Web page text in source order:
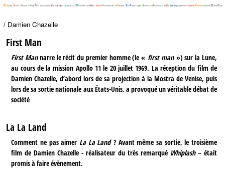
Archives
S’abonner à la Lettre !
/ Damien Chazelle
First Man
First Mannarre le récit du premier homme (le « first man») sur la Lune,
au cours de la mission Apollo 11 le 20 juillet 1969. La réception du film de
Damien Chazelle, d’abord lors de sa projection à la Mostra de Venise, puis
lors de sa sortie nationale aux États-Unis, a provoqué un véritable débat de
société
La La Land
Comment ne pas aimer La La Land? Avant même sa sortie, le troisième
film de Damien Chazelle - réalisateur du très remarqué Whiplash– était
promis à faire évènement.